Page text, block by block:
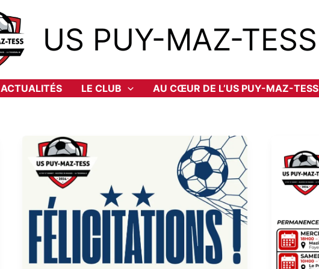
US PUY-MAZ-TESS
ACTUALITÉS LE CLUB AU CŒUR DE L’US PUY-MAZ-TESS